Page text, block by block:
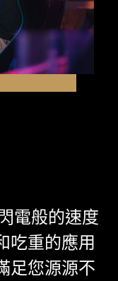
電般的速度
吃重的應用
足您源源不